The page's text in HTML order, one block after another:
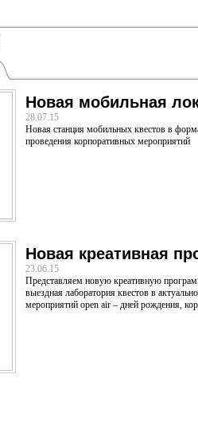
Новая мобильная
28.07.15
Новая станция мобильных квестов в
проведения корпоративных мероприятий
Новая креативная
23.06.15
Представляем новую креативную
выездная лаборатория квестов в
мероприятий open air – дней рождения,